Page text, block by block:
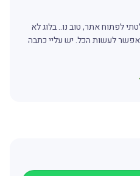
לפתוח אתר, טוב נו.. בלוג לא
לעשות הכל. יש עליי כתבה